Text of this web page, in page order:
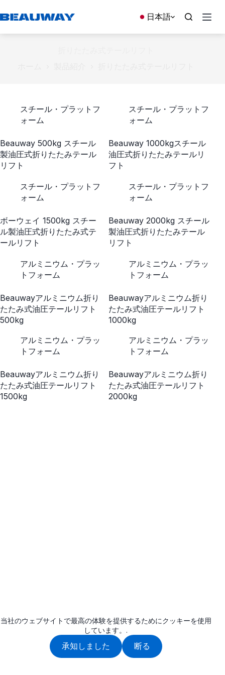
ン
当社のウェブサイトで最高の体験を提供するためにクッキーを使用
しています。.
承知しました 断る
日本語
スチール・プラットフ
ォーム
Beauway 500kg スチール
製油圧式折りたたみテール
リフト
スチール・プラットフ
ォーム
Beauway 1000kgスチール
油圧式折りたたみテールリ
フト
スチール・プラットフ
ォーム
ボーウェイ 1500kg スチー
ル製油圧式折りたたみ式テ
ールリフト
スチール・プラットフ
ォーム
Beauway 2000kg スチール
製油圧式折りたたみテール
リフト
アルミニウム・プラッ
トフォーム
Beauwayアルミニウム折り
たたみ式油圧テールリフト
500kg
アルミニウム・プラッ
トフォーム
Beauwayアルミニウム折り
たたみ式油圧テールリフト
1000kg
アルミニウム・プラッ
トフォーム
Beauwayアルミニウム折り
たたみ式油圧テールリフト
1500kg
アルミニウム・プラッ
トフォーム
Beauwayアルミニウム折り
たたみ式油圧テールリフト
2000kg